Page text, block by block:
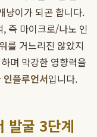
냥이가 되곤 합니다.
즉 마이크로/나노 인
를 거느리진 않았지
며 막강한 영향력을
플루언서입니다.
발굴 3단계